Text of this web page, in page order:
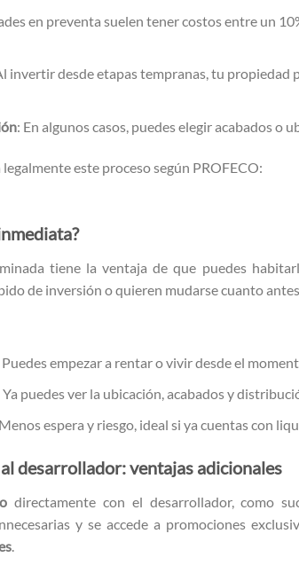
en preventa suelen tener costos entre un
invertir desde etapas tempranas, tu propiedad
: En algunos casos, puedes elegir acabados o
este proceso según PROFECO:
tiene la ventaja de que puedes
de inversión o quieren mudarse cuanto antes.
Puedes empezar a rentar o vivir desde el
Ya puedes ver la ubicación, acabados y
espera y riesgo, ideal si ya cuentas con
desarrollador: ventajas adicionales
directamente con el desarrollador, como
y se accede a promociones
.